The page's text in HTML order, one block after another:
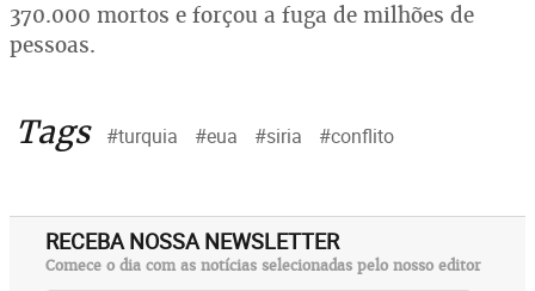
370.000 mortos e forçou a fuga de milhões de
pessoas.
Tags #turquia #eua #siria #conflito
RECEBA NOSSA NEWSLETTER
Comece o dia com as notícias selecionadas pelo nosso editor